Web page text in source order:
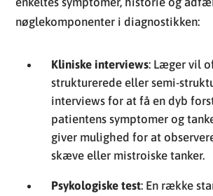
nøglekomponenter i diagnostikken:
Kliniske interviews: Læger vil
strukturerede eller semi-
interviews for at få en dyb
patientens symptomer og
giver mulighed for at
skæve eller mistroiske tanker.
Psykologiske test: En række